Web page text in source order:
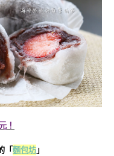
！
「麵包坊」